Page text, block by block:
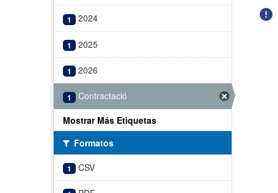
1 2024
1 2025
1 2026
1
Contractació
Mostrar Más Etiquetas
Formatos
1 CSV